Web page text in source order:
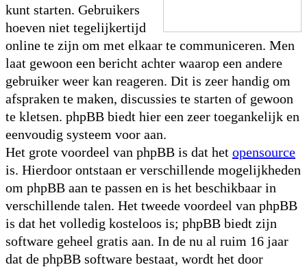
kunt starten. Gebruikers
hoeven niet tegelijkertijd
online te zijn om met elkaar te communiceren. Men
laat gewoon een bericht achter waarop een andere
gebruiker weer kan reageren. Dit is zeer handig om
afspraken te maken, discussies te starten of gewoon
te kletsen. phpBB biedt hier een zeer toegankelijk en
eenvoudig systeem voor aan.
Het grote voordeel van phpBB is dat het opensource
is. Hierdoor ontstaan er verschillende mogelijkheden
om phpBB aan te passen en is het beschikbaar in
verschillende talen. Het tweede voordeel van phpBB
is dat het volledig kosteloos is; phpBB biedt zijn
software geheel gratis aan. In de nu al ruim 16 jaar
dat de phpBB software bestaat, wordt het door